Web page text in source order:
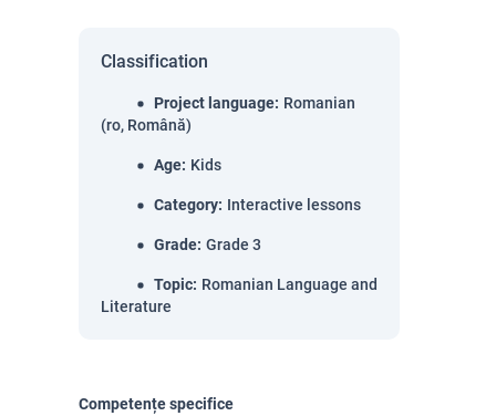
Classification
Project language: Romanian
(ro, Română)
Age: Kids
Category: Interactive lessons
Grade: Grade 3
Topic: Romanian Language and
Literature
Competențe specifice